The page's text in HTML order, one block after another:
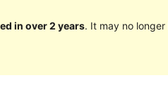
in over 2 years. It may no